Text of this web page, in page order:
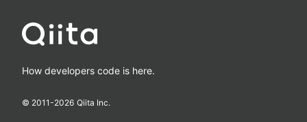
How developers code is here.
© 2011-2026 Qiita Inc.